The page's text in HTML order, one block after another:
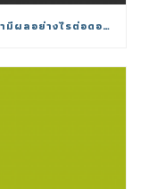
MINIMUM PAYMENT คืออะไร? จ่ายขั้นต่ำมีผลอย่างไรต่อดอกเบี้ย